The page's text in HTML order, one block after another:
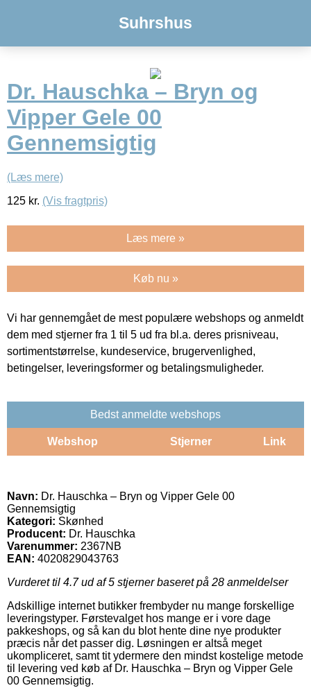
Suhrshus
Dr. Hauschka – Bryn og
Vipper Gele 00
Gennemsigtig
(Læs mere)
125 kr. (Vis fragtpris)
Læs mere »
Køb nu »
Vi har gennemgået de mest populære webshops og anmeldt
dem med stjerner fra 1 til 5 ud fra bl.a. deres prisniveau,
sortimentstørrelse, kundeservice, brugervenlighed,
betingelser, leveringsformer og betalingsmuligheder.
Bedst anmeldte webshops
Webshop Stjerner Link
Navn: Dr. Hauschka – Bryn og Vipper Gele 00
Gennemsigtig
Kategori: Skønhed
Producent: Dr. Hauschka
Varenummer: 2367NB
EAN: 4020829043763
Vurderet til 4.7ud af 5 stjerner baseret på 28 anmeldelser
Adskillige internet butikker frembyder nu mange forskellige
leveringstyper. Førstevalget hos mange er i vore dage
pakkeshops, og så kan du blot hente dine nye produkter
præcis når det passer dig. Løsningen er altså meget
ukompliceret, samt tit ydermere den mindst kostelige metode
til levering ved køb af Dr. Hauschka – Bryn og Vipper Gele
00 Gennemsigtig.